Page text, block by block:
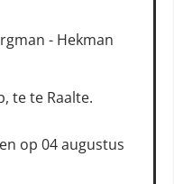
- Hekman
te te Raalte.
op 04 augustus